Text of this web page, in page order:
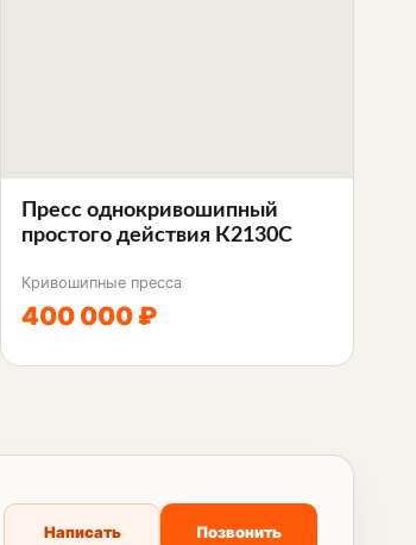
Пресс однокривошипный
простого действия К2130С
Кривошипные пресса
400 000 ₽
Написать Позвонить